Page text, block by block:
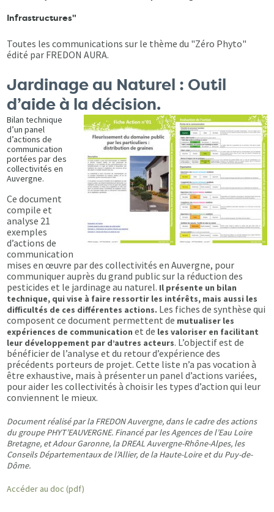
Infrastructures"
Toutes les communications sur le thème du "Zéro Phyto"
édité par FREDON AURA.
Jardinage au Naturel : Outil
d’aide à la décision.
Bilan technique
d’un panel
d’actions de
communication
portées par des
collectivités en
Auvergne.
Ce document
compile et
analyse 21
exemples
d’actions de
communication
mises en œuvre par des collectivités en Auvergne, pour
communiquer auprès du grand public sur la réduction des
pesticides et le jardinage au naturel. Il présente un bilan
technique, qui vise à faire ressortir les intérêts, mais aussi les
difficultés de ces différentes actions. Les fiches de synthèse qui
composent ce document permettent de mutualiser les
expériences de communication et de les valoriser en facilitant
leur développement par d’autres acteurs. L’objectif est de
bénéficier de l’analyse et du retour d’expérience des
précédents porteurs de projet. Cette liste n’a pas vocation à
être exhaustive, mais à présenter un panel d’actions variées,
pour aider les collectivités à choisir les types d’action qui leur
conviennent le mieux.
Document réalisé par la FREDON Auvergne, dans le cadre des actions
du groupe PHYT’EAUVERGNE. Financé par les Agences de l’Eau Loire
Bretagne, et Adour Garonne, la DREAL Auvergne-Rhône-Alpes, les
Conseils Départementaux de l’Allier, de la Haute-Loire et du Puy-de-
Dôme.
Accéder au doc (pdf)